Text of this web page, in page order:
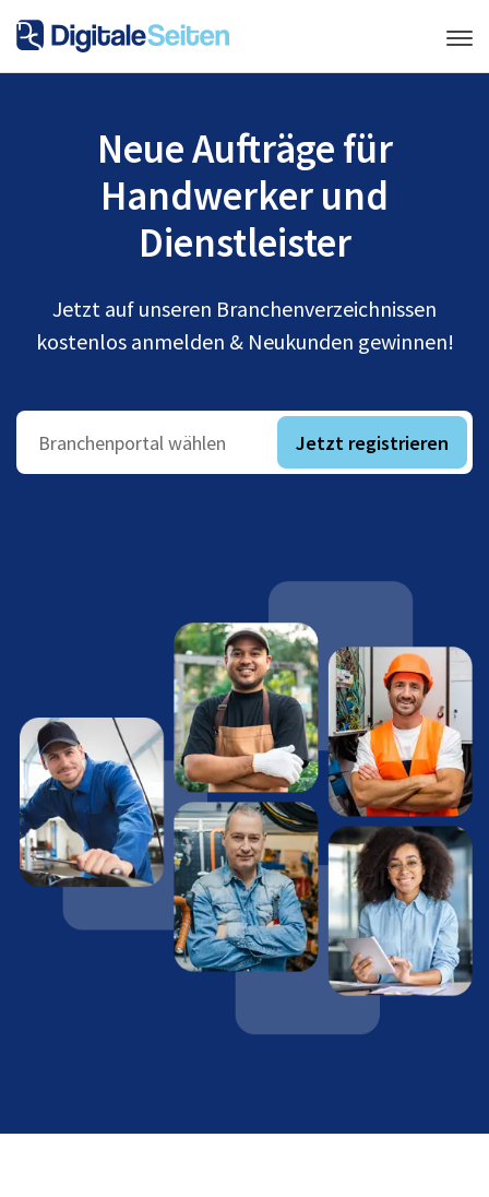
Neue Aufträge für
Handwerker und
Dienstleister
Jetzt auf unseren Branchenverzeichnissen
kostenlos anmelden & Neukunden gewinnen!
Branchenportal wählen Jetzt registrieren